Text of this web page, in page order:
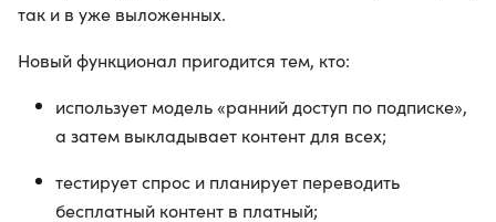
так и в уже выложенных.
Новый функционал пригодится тем, кто:
использует модель «ранний доступ по подписке»,
а затем выкладывает контент для всех;
тестирует спрос и планирует переводить
бесплатный контент в платный;